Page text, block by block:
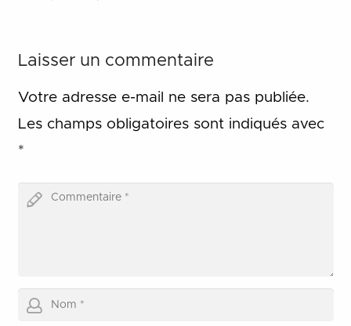
Laisser un commentaire
Votre adresse e-mail ne sera pas publiée.
Les champs obligatoires sont indiqués avec
*